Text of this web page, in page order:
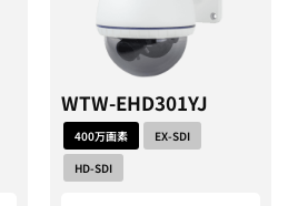
WTW-EHD301YJ
400万画素
EX-SDI
HD-SDI